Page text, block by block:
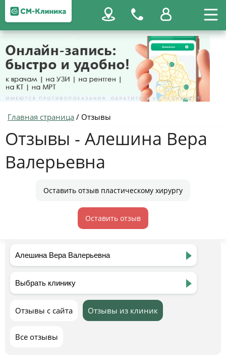
Главная страница / Отзывы
Отзывы - Алешина Вера
Валерьевна
Оставить отзыв пластическому хирургу
Оставить отзыв
Отзывы с сайта Отзывы из клиник
Все отзывы